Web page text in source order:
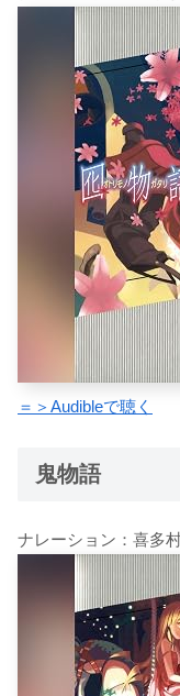
＝＞Audibleで聴く
鬼物語
ナレーション：喜多